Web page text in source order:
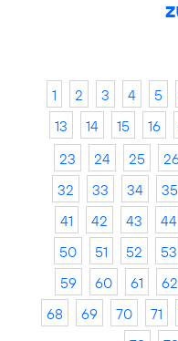
1 2 3 4 5
13
14 15 16
23
24 25
32
33 34 35
41
42 43 44
50
51 52 53
59
60 61 62
68
69 70 71